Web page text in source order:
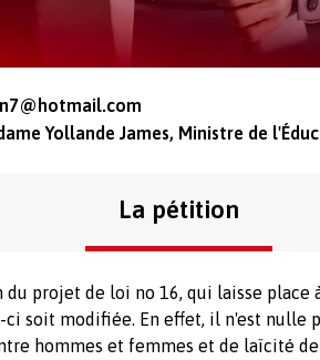
Yollande James, Ministre de
La pétition
du projet de loi no 16, qui laisse place
ci soit modifiée. En effet, il n'est nulle
hommes et femmes et de laïcité